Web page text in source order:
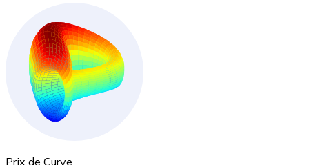
Ethereum
ETH
Prix de Curve